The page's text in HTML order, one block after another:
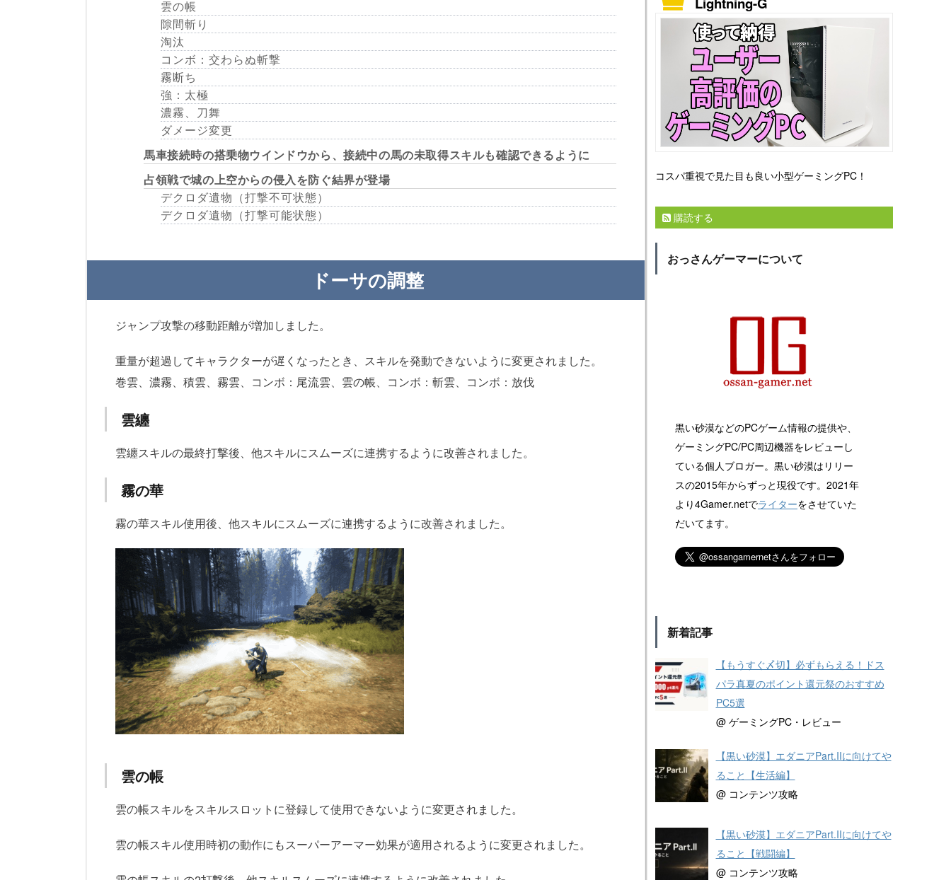
雲の帳
隙間斬り
淘汰
コンボ：交わらぬ斬撃
霧断ち
強：太極
濃霧、刀舞
ダメージ変更
馬車接続時の搭乗物ウインドウから、接続中の馬の未取得スキルも確認できるように
占領戦で城の上空からの侵入を防ぐ結界が登場
デクロダ遺物（打撃不可状態）
デクロダ遺物（打撃可能状態）
ドーサの調整
ジャンプ攻撃の移動距離が増加しました。
重量が超過してキャラクターが遅くなったとき、スキルを発動できないように変更されました。
巻雲、濃霧、積雲、霧雲、コンボ：尾流雲、雲の帳、コンボ：斬雲、コンボ：放伐
雲纏
雲纏スキルの最終打撃後、他スキルにスムーズに連携するように改善されました。
霧の華
霧の華スキル使用後、他スキルにスムーズに連携するように改善されました。
雲の帳
雲の帳スキルをスキルスロットに登録して使用できないように変更されました。
雲の帳スキル使用時初の動作にもスーパーアーマー効果が適用されるように変更されました。
コスパ重視で見た目も良い小型ゲーミングPC！
購読する
おっさんゲーマーについて
黒い砂漠などのPCゲーム情報の提供や、
ゲーミングPC/PC周辺機器をレビューし
ている個人ブロガー。黒い砂漠はリリー
スの2015年からずっと現役です。2021年
より4Gamer.netでライターをさせていた
だいてます。
新着記事
【もうすぐ〆切】必ずもらえる！ドス
パラ真夏のポイント還元祭のおすすめ
PC5選
@ ゲーミングPC・レビュー
【黒い砂漠】エダニアPart.IIに向けてや
ること【生活編】
@ コンテンツ攻略
【黒い砂漠】エダニアPart.IIに向けてや
ること【戦闘編】
@ コンテンツ攻略